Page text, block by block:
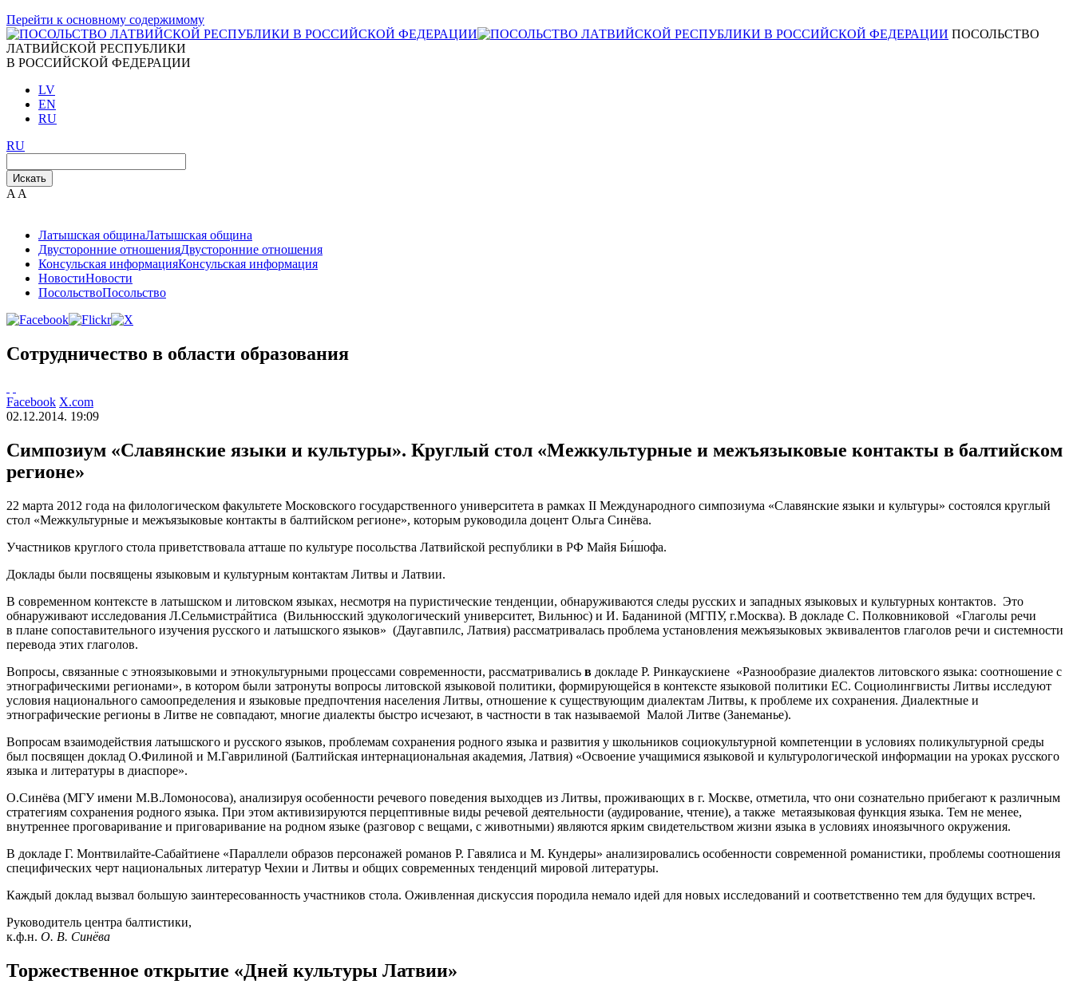
Перейти к основному содержимому
ПОСОЛЬСТВО
ЛАТВИЙСКОЙ РЕСПУБЛИКИ
В РОССИЙСКОЙ ФЕДЕРАЦИИ
LV
EN
RU
RU
Искать
A A
Латышская общинаЛатышская община
Двусторонние отношенияДвусторонние отношения
Консульская информацияКонсульская информация
НовостиНовости
ПосольствоПосольство
Cотрудничество в области образования
Facebook X.com
02.12.2014. 19:09
Симпозиум «Славянские языки и культуры». Круглый стол «Межкультурные и межъязыковые контакты в балтийском
регионе»
22 марта 2012 года на филологическом факультете Московского государственного университета в рамках II Международного симпозиума «Славянские языки и культуры» состоялся круглый
стол «Межкультурные и межъязыковые контакты в балтийском регионе», которым руководила доцент Ольга Синёва.
Участников круглого стола приветствовала атташе по культуре посольства Латвийской республики в РФ Майя Би́шофа.
Доклады были посвящены языковым и культурным контактам Литвы и Латвии.
В современном контексте в латышском и литовском языках, несмотря на пуристические тенденции, обнаруживаются следы русских и западных языковых и культурных контактов. Это
обнаруживают исследования Л.Сельмистра́йтиса (Вильнюсский эдукологический университет, Вильнюс) и И. Баданиной (МГПУ, г.Москва). В докладе С. Полковниковой «Глаголы речи
в плане сопоставительного изучения русского и латышского языков» (Даугавпилс, Латвия) рассматривалась проблема установления межъязыковых эквивалентов глаголов речи и системности
перевода этих глаголов.
Вопросы, связанные с этноязыковыми и этнокультурными процессами современности, рассматривались в докладе Р. Ринкаускиене «Разнообразие диалектов литовского языка: соотношение с
этнографическими регионами», в котором были затронуты вопросы литовской языковой политики, формирующейся в контексте языковой политики ЕС. Социолингвисты Литвы исследуют
условия национального самоопределения и языковые предпочтения населения Литвы, отношение к существующим диалектам Литвы, к проблеме их сохранения. Диалектные и
этнографические регионы в Литве не совпадают, многие диалекты быстро исчезают, в частности в так называемой Малой Литве (Занеманье).
Вопросам взаимодействия латышского и русского языков, проблемам сохранения родного языка и развития у школьников социокультурной компетенции в условиях поликультурной среды
был посвящен доклад О.Филиной и М.Гаврилиной (Балтийская интернациональная академия, Латвия) «Освоение учащимися языковой и культурологической информации на уроках русского
языка и литературы в диаспоре».
О.Синёва (МГУ имени М.В.Ломоносова), анализируя особенности речевого поведения выходцев из Литвы, проживающих в г. Москве, отметила, что они сознательно прибегают к различным
стратегиям сохранения родного языка. При этом активизируются перцептивные виды речевой деятельности (аудирование, чтение), а также метаязыковая функция языка. Тем не менее,
внутреннее проговаривание и приговаривание на родном языке (разговор с вещами, с животными) являются ярким свидетельством жизни языка в условиях иноязычного окружения.
В докладе Г. Монтвилайте-Сабайтиене «Параллели образов персонажей романов Р. Гавялиса и М. Кундеры» анализировались особенности современной романистики, проблемы соотношения
специфических черт национальных литератур Чехии и Литвы и общих современных тенденций мировой литературы.
Каждый доклад вызвал большую заинтересованность участников стола. Оживленная дискуссия породила немало идей для новых исследований и соответственно тем для будущих встреч.
Руководитель центра балтистики,
к.ф.н. О. В. Синёва
Торжественное открытие «Дней культуры Латвии»